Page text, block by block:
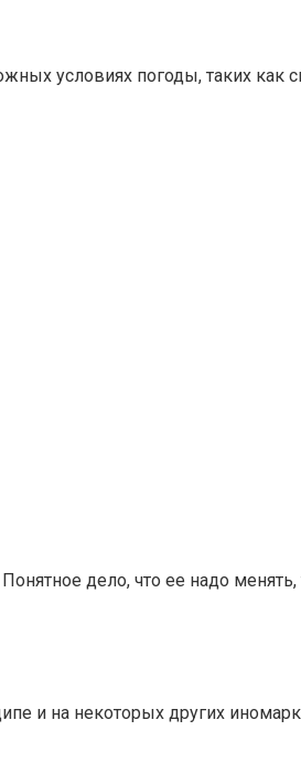
условиях погоды, таких как
дело, что ее надо менять,
и на некоторых других